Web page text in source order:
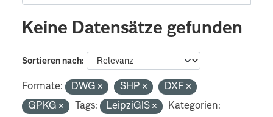
Keine Datensätze gefunden
Sortieren nach
Formate: DWG SHP
DXF
GPKG
Tags: LeipziGIS
Kategorien: